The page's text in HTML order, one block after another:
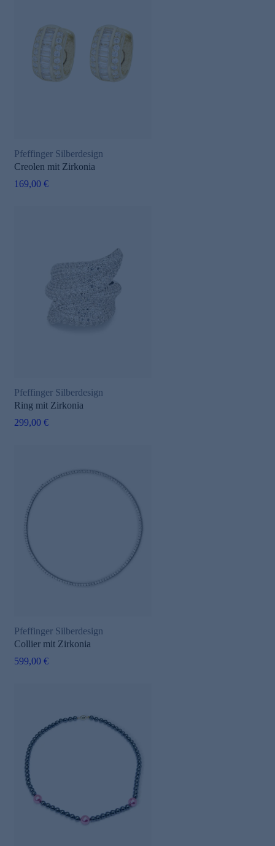
Pfeffinger Silberdesign
Creolen mit Zirkonia
169,00 €
Pfeffinger Silberdesign
Ring mit Zirkonia
299,00 €
Pfeffinger Silberdesign
Collier mit Zirkonia
599,00 €